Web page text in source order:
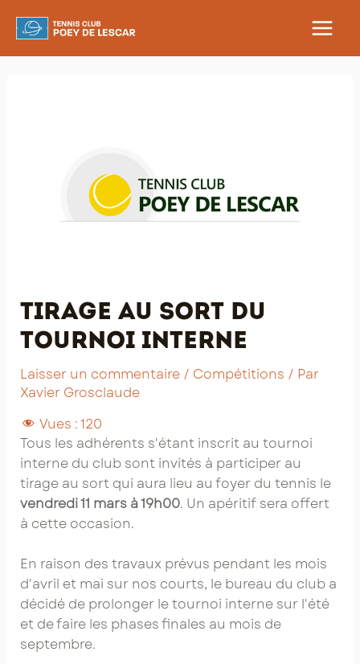
MAIN
Tirage au sort du
tournoi interne
Laisser un commentaire / Compétitions / Par
Xavier Grosclaude
Vues :120
Tous les adhérents s'étant inscrit au tournoi
interne du club sont invités à participer au
tirage au sort qui aura lieu au foyer du tennis le
vendredi 11 mars à 19h00. Un apéritif sera offert
à cette occasion.
En raison des travaux prévus pendant les mois
d'avril et mai sur nos courts, le bureau du club a
décidé de prolonger le tournoi interne sur l'été
et de faire les phases finales au mois de
septembre.